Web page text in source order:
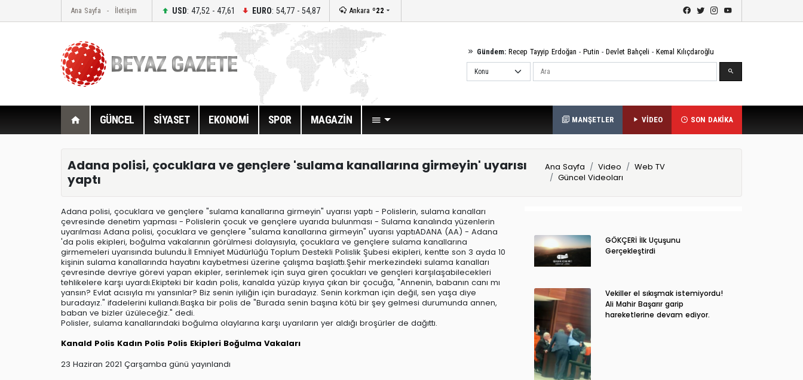
Ana Sayfa İletişim USD: 47,52 - 47,61 EURO: 54,77 - 54,87 Ankara º22
Gündem: Recep Tayyip Erdoğan - Putin - Devlet Bahçeli - Kemal Kılıçdaroğlu
Ara
GÜNCEL SİYASET EKONOMİ SPOR MAGAZİN MANŞETLER VİDEO SON DAKİKA
Adana polisi, çocuklara ve gençlere 'sulama kanallarına girmeyin' uyarısı
yaptı
Ana Sayfa Video
Web TV
Güncel Videoları
Adana polisi, çocuklara ve gençlere "sulama kanallarına girmeyin" uyarısı yaptı - Polislerin, sulama kanalları
çevresinde denetim yapması - Polislerin çocuk ve gençlere uyarıda bulunması - Sulama kanalında yüzenlerin
uyarılması Adana polisi, çocuklara ve gençlere "sulama kanallarına girmeyin" uyarısı yaptıADANA (AA) - Adana
'da polis ekipleri, boğulma vakalarının görülmesi dolayısıyla, çocuklara ve gençlere sulama kanallarına
girmemeleri uyarısında bulundu.İl Emniyet Müdürlüğü Toplum Destekli Polislik Şubesi ekipleri, kentte son 3 ayda 10
kişinin sulama kanallarında hayatını kaybetmesi üzerine çalışma başlattı.Şehir merkezindeki sulama kanalları
çevresinde devriye görevi yapan ekipler, serinlemek için suya giren çocukları ve gençleri karşılaşabilecekleri
tehlikelere karşı uyardı.Ekipteki bir kadın polis, kanalda yüzüp kıyıya çıkan bir çocuğa, "Annenin, babanın canı mı
yansın? Evlat acısıyla mı yansınlar? Biz senin iyiliğin için buradayız. Senin korkman için değil, sen yaşa diye
buradayız." ifadelerini kullandı.Başka bir polis de "Burada senin başına kötü bir şey gelmesi durumunda annen,
baban ve bizler üzüleceğiz." dedi.
Polisler, sulama kanallarındaki boğulma olaylarına karşı uyarıların yer aldığı broşürler de dağıttı.
Kanald Polis Kadın Polis Polis Ekipleri Boğulma Vakaları
23 Haziran 2021 Çarşamba günü yayınlandı
GÖKÇERİ İlk Uçuşunu
Gerçekleştirdi
Vekiller el sıkışmak istemiyordu!
Ali Mahir Başarır garip
hareketlerine devam ediyor.